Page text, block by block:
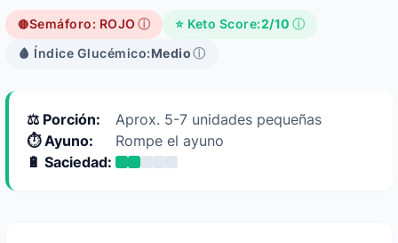
🔴Semáforo: ROJO ⓘ ⭐ Keto Score:2/10 ⓘ
🩸 Índice Glucémico:Medioⓘ
⚖️ Porción:
Aprox. 5-7 unidades pequeñas
⏱️ Ayuno:
Rompe el ayuno
🔋 Saciedad: